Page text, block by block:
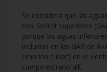
Se considera que las
tres Sefirot superiores
porque las aguas
incluidas en las GAR de
embrión (‘ubar’) en el
cuerpo extraño allí.